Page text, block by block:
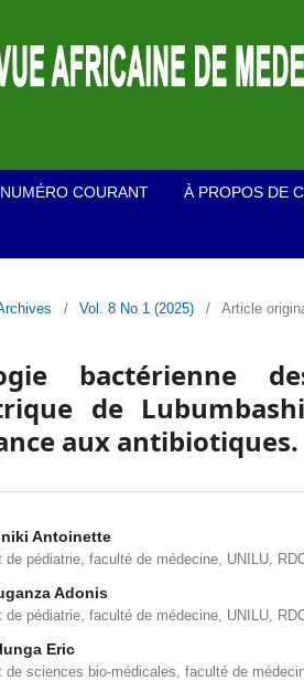
NUMÉRO COURANT À PROPOS DE
/ Vol. 8 No 1 (2025) / Article
bactérienne
de
aux antibiotiques.
Antoinette
de pédiatrie, faculté de médecine, UNILU,
Adonis
de pédiatrie, faculté de médecine, UNILU,
Eric
de sciences bio-médicales, faculté de